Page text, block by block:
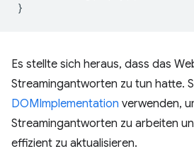
}
Es stellte sich heraus, dass das
Streamingantworten zu tun hatte.
DOMImplementation verwenden,
Streamingantworten zu arbeiten
effizient zu aktualisieren.